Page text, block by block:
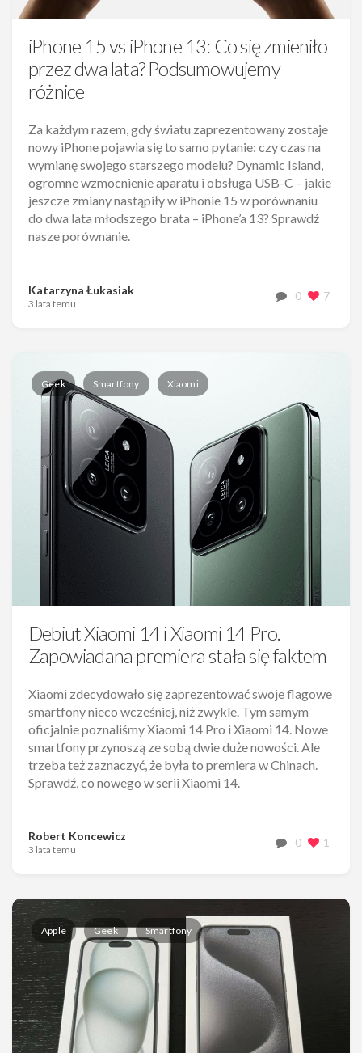
iPhone 15 vs iPhone 13: Co się zmieniło
przez dwa lata? Podsumowujemy
różnice
Za każdym razem, gdy światu zaprezentowany zostaje
nowy iPhone pojawia się to samo pytanie: czy czas na
wymianę swojego starszego modelu? Dynamic Island,
ogromne wzmocnienie aparatu i obsługa USB-C – jakie
jeszcze zmiany nastąpiły w iPhonie 15 w porównaniu
do dwa lata młodszego brata – iPhone’a 13? Sprawdź
nasze porównanie.
Katarzyna Łukasiak
3 lata temu
0 7
Geek Smartfony Xiaomi
Debiut Xiaomi 14 i Xiaomi 14 Pro.
Zapowiadana premiera stała się faktem
Xiaomi zdecydowało się zaprezentować swoje flagowe
smartfony nieco wcześniej, niż zwykle. Tym samym
oficjalnie poznaliśmy Xiaomi 14 Pro i Xiaomi 14. Nowe
smartfony przynoszą ze sobą dwie duże nowości. Ale
trzeba też zaznaczyć, że była to premiera w Chinach.
Sprawdź, co nowego w serii Xiaomi 14.
Robert Koncewicz
3 lata temu
0 1
Apple Geek Smartfony